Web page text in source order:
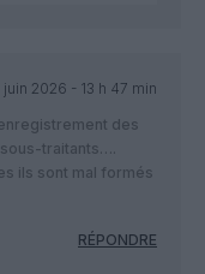
juin 2026 - 13 h 47 min
des
traitants….
ils sont mal formés
RÉPONDRE